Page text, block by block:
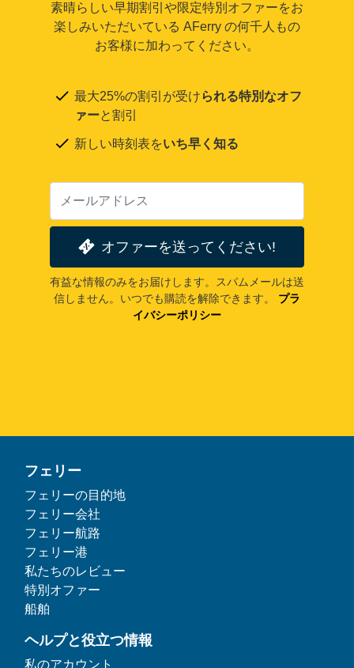
素晴らしい早期割引や限定特別オファーをお
楽しみいただいている AFerry の何千人もの
お客様に加わってください。
最大25%の割引が受けられる特別なオフ
ァーと割引
新しい時刻表をいち早く知る
オファーを送ってください!
有益な情報のみをお届けします。スパムメールは送
信しません。いつでも購読を解除できます。
プラ
イバシーポリシー
フェリー
フェリーの目的地
フェリー会社
フェリー航路
フェリー港
私たちのレビュー
特別オファー
船舶
ヘルプと役立つ情報
私のアカウント